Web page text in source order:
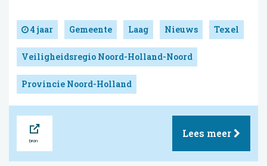
4 jaar Gemeente Laag Nieuws Texel
Veiligheidsregio Noord-Holland-Noord
Provincie Noord-Holland
Lees meer